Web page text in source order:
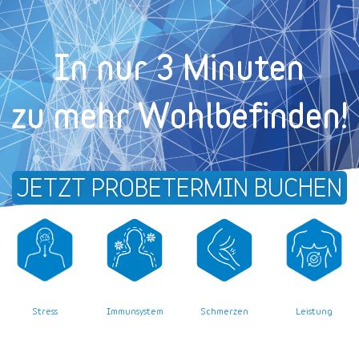
In nur 3 Minuten
zu mehr Wohl­befinden!
JETZT PROBETERMIN BUCHEN
Stress Immunsystem Schmerzen Leistung